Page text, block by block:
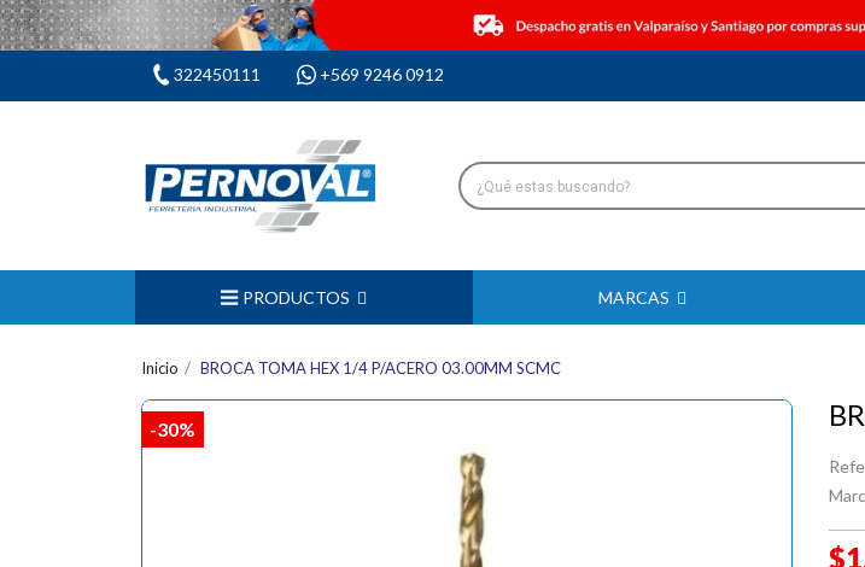
322450111 +569 9246 0912
PRODUCTOS MARCAS
Inicio BROCA TOMA HEX 1/4 P/ACERO 03.00MM SCMC
-30%